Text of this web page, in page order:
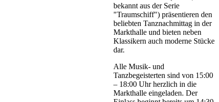
bekannt aus der Serie
"Traumschiff") präsentieren den
beliebten Tanznachmittag in der
Markthalle und bieten neben
Klassikern auch moderne Stücke
dar.
Alle Musik- und
Tanzbegeisterten sind von 15:00
– 18:00 Uhr herzlich in die
Markthalle eingeladen. Der